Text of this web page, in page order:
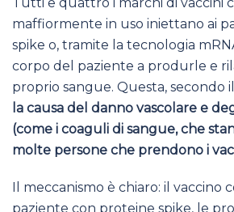
maffiormente in uso iniettano ai
spike o, tramite la tecnologia
corpo del paziente a produrle e
proprio sangue. Questa, secondo
la causa del danno vascolare e
(come i coaguli di sangue, che
molte persone che prendono i
Il meccanismo è chiaro: il vaccino
paziente con proteine ​​spike, le